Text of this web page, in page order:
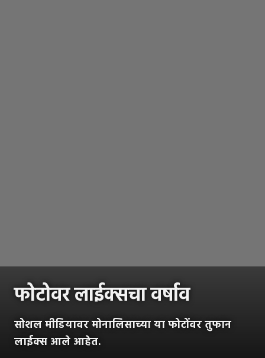
फोटोवर लाईक्सचा वर्षाव
सोशल मीडियावर मोनालिसाच्या या फोटोंवर तुफान
लाईक्स आले आहेत.